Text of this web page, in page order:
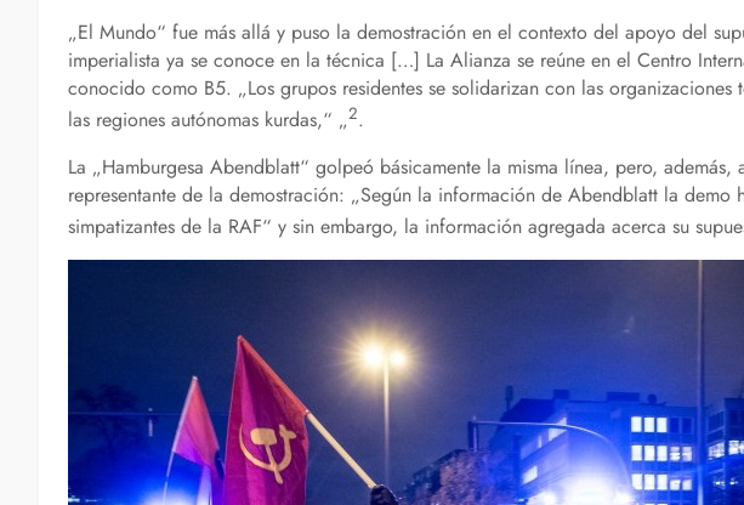
„El Mundo“ fue más allá y puso la demostración en el contexto del apoyo del
imperialista ya se conoce en la técnica […] La Alianza se reúne en el Centro
conocido como B5. „Los grupos residentes se solidarizan con las organizaciones
las regiones autónomas kurdas,“ „2.
La „Hamburgesa Abendblatt“ golpeó básicamente la misma línea, pero,
representante de la demostración: „Según la información de Abendblatt la demo
simpatizantes de la RAF“ y sin embargo, la información agregada acerca su